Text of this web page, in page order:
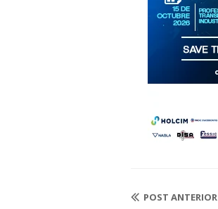
POST ANTERIOR